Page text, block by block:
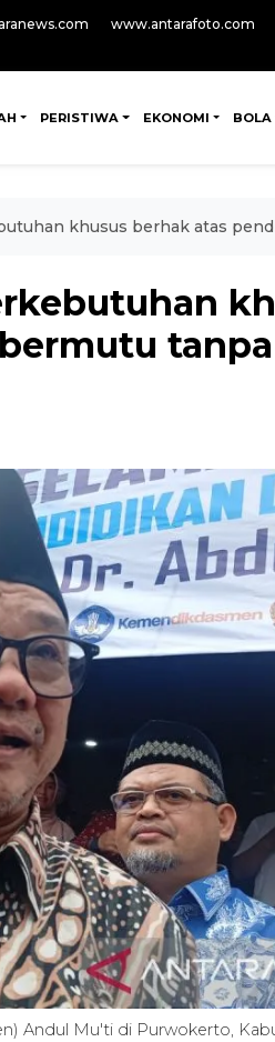
www.antarafoto.com
PERISTIWA EKONOMI BOLA
khusus berhak atas
tanpa
Andul Mu'ti di Purwokerto,